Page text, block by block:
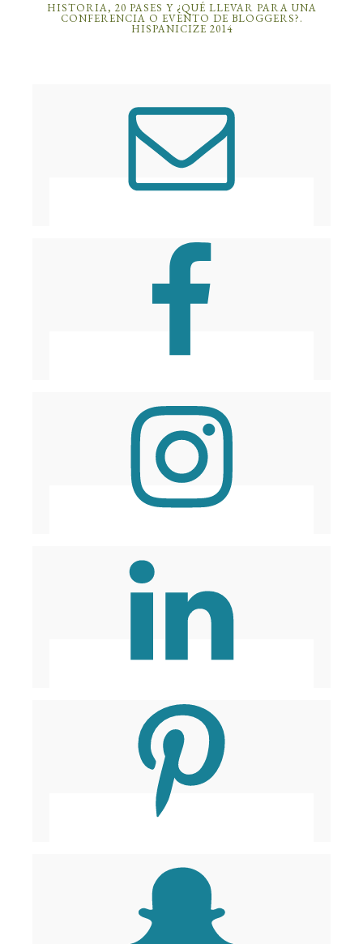
HISTORIA, 20 PASES Y ¿QUÉ LLEVAR PARA UNA
CONFERENCIA O EVENTO DE BLOGGERS?.
HISPANICIZE 2014